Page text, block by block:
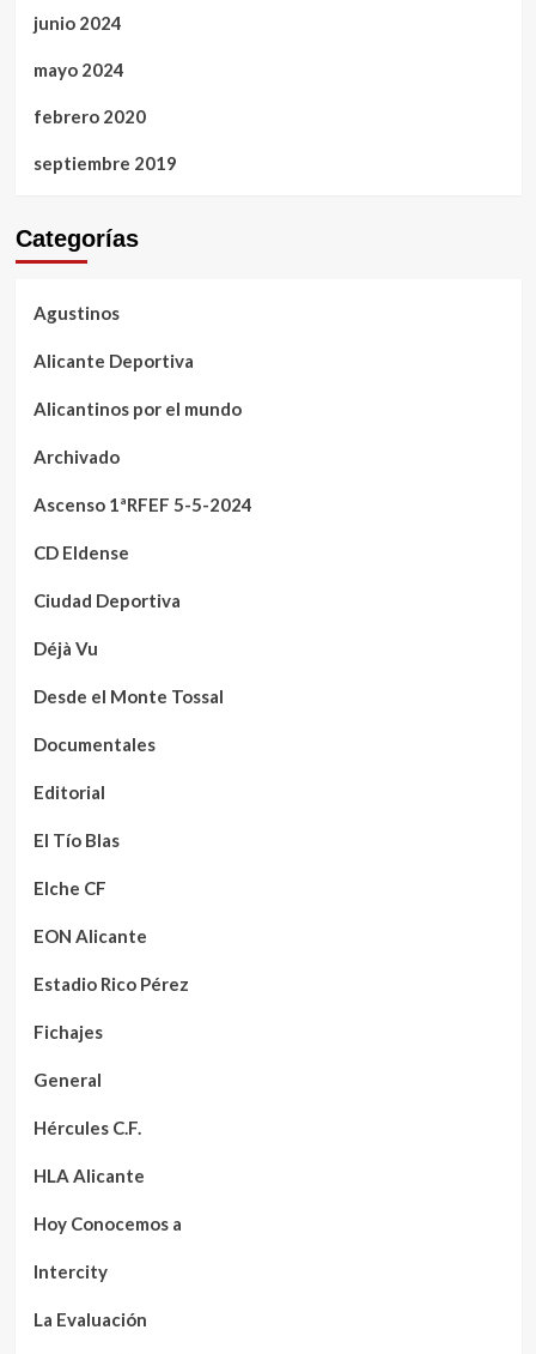
junio 2024
mayo 2024
febrero 2020
septiembre 2019
Categorías
Agustinos
Alicante Deportiva
Alicantinos por el mundo
Archivado
Ascenso 1ªRFEF 5-5-2024
CD Eldense
Ciudad Deportiva
Déjà Vu
Desde el Monte Tossal
Documentales
Editorial
El Tío Blas
Elche CF
EON Alicante
Estadio Rico Pérez
Fichajes
General
Hércules C.F.
HLA Alicante
Hoy Conocemos a
Intercity
La Evaluación